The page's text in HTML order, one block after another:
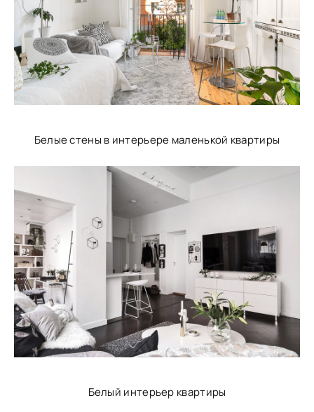
Белые стены в интерьере маленькой квартиры
Белый интерьер квартиры